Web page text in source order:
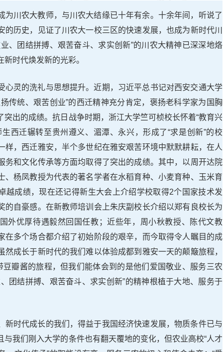
为川农大教师，与川农大结缘已十年有余。十余年间，听说了
的历史，见证了川农大一校三区的快速发展，也成为新时代川
、团结拼搏、艰苦奋斗、求实创新”的川农大精神已深深地烙
时代焕发新的光彩。
心灵的洗礼与思想提升。近期，习近平总书记对西安交通大学
传统、艰苦创业”的西迁精神充分肯定，褒扬老科学家为国胸
突出的成绩。抗日战争时期，浙江大学竺可桢校长怀着“教育兴
生西迁辗转至贵州遵义、湄潭、永兴，形成了“求是创新”的校
样，西迁雅安，半个多世纪在雅安艰苦环境中默默耕耘，在人
务和文化传承等方面均取得了突出的成绩。其中，以周开达院
、杨凤教授为代表的著名学者在水稻育种、小麦育种、玉米育
越成绩，现在还记得新生大会上介绍学校取得2个国家技术发
的自豪感。在新教师培训会上朱庆副校长介绍以郑有良校长为
外优厚待遇毅然回国任教；近些年，周小秋教授、陈代文教
在多个场合都介绍了初始阶段的艰辛，而今取得令人瞩目的成
然成长于新时代的我们难以体验成都到雅安一天的颠簸旅程，
豆瓣酱的旅程，但我们能体会到的是他们爱国敬业、服务三农
团结拼搏、艰苦奋斗、求实创新”的精神根植于大地、服务于
新时代成长的我们，得益于我国经济快速发展，物质条件已与
与我们刚入大学的条件也有翻天覆地的变化，但农业高校“人才